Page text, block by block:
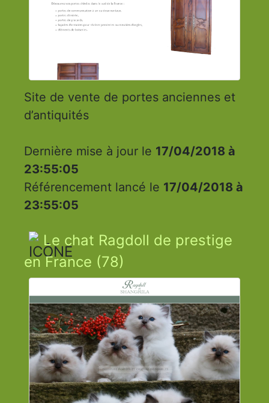
Site de vente de portes anciennes et
d’antiquités
Dernière mise à jour le 17/04/2018 à
23:55:05
Référencement lancé le 17/04/2018 à
23:55:05
Le chat Ragdoll de prestige
en France (78)